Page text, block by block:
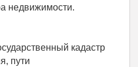
недвижимости.
кадастр
пути